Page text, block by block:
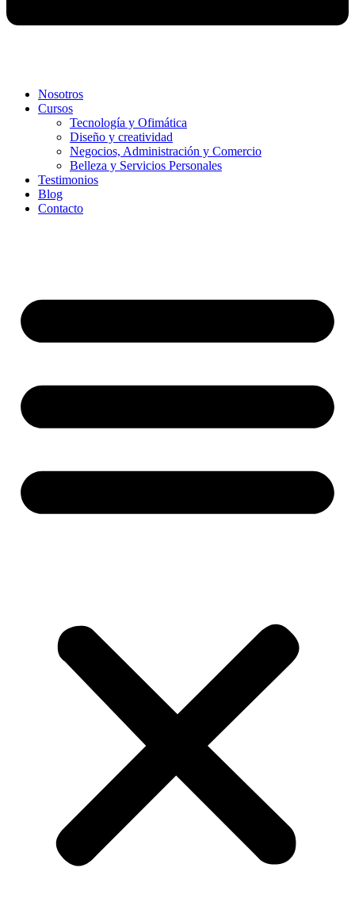
Nosotros
Cursos
Tecnología y Ofimática
Diseño y creatividad
Negocios, Administración y Comercio
Belleza y Servicios Personales
Testimonios
Blog
Contacto